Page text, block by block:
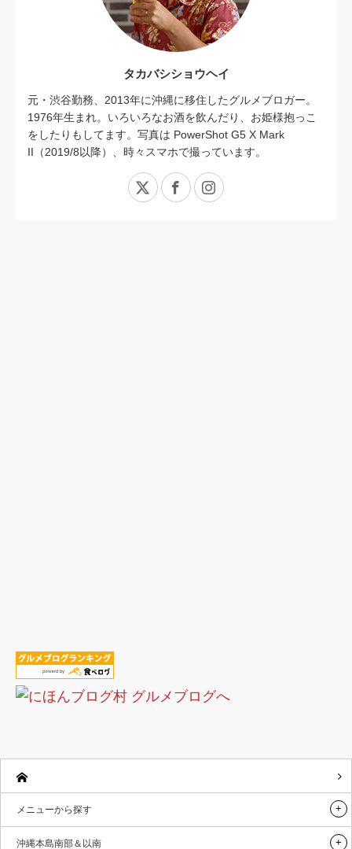
タカバシショウヘイ
元・渋谷勤務、2013年に沖縄に移住したグルメブロガー。
1976年生まれ。いろいろなお酒を飲んだり、お姫様抱っこ
をしたりもしてます。写真は PowerShot G5 X Mark
II（2019/8以降）、時々スマホで撮っています。
X FacebookInstagram
メニューから探す
沖縄本島南部＆以南